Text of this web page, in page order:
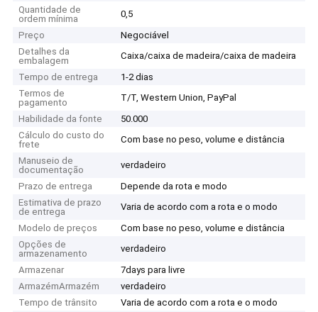
Quantidade de
ordem mínima
0,5
Preço
Negociável
Detalhes da
embalagem
Caixa/caixa de madeira/caixa de madeira
Tempo de entrega
1-2 dias
Termos de
pagamento
T/T, Western Union, PayPal
Habilidade da fonte
50.000
Cálculo do custo do
frete
Com base no peso, volume e distância
Manuseio de
documentação
verdadeiro
Prazo de entrega
Depende da rota e modo
Estimativa de prazo
de entrega
Varia de acordo com a rota e o modo
Modelo de preços
Com base no peso, volume e distância
Opções de
armazenamento
verdadeiro
Armazenar
7days para livre
ArmazémArmazém
verdadeiro
Tempo de trânsito
Varia de acordo com a rota e o modo